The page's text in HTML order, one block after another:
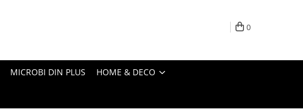
0
MICROBI DIN PLUS HOME & DECO